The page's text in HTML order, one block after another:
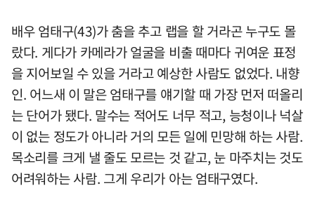
배우 엄태구(43)가 춤을 추고 랩을 할 거라곤 누구도 몰
랐다. 게다가 카메라가 얼굴을 비출 때마다 귀여운 표정
을 지어보일 수 있을 거라고 예상한 사람도 없었다. 내향
인. 어느새 이 말은 엄태구를 얘기할 때 가장 먼저 떠올리
는 단어가 됐다. 말수는 적어도 너무 적고, 능청이나 넉살
이 없는 정도가 아니라 거의 모든 일에 민망해 하는 사람.
목소리를 크게 낼 줄도 모르는 것 같고, 눈 마주치는 것도
어려워하는 사람. 그게 우리가 아는 엄태구였다.